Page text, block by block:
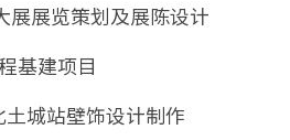
展展览策划及展陈设计
基建项目
城站壁饰设计制作